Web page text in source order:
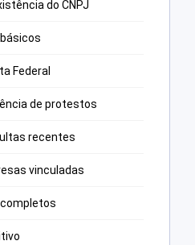
do CNPJ
Federal
de protestos
recentes
vinculadas